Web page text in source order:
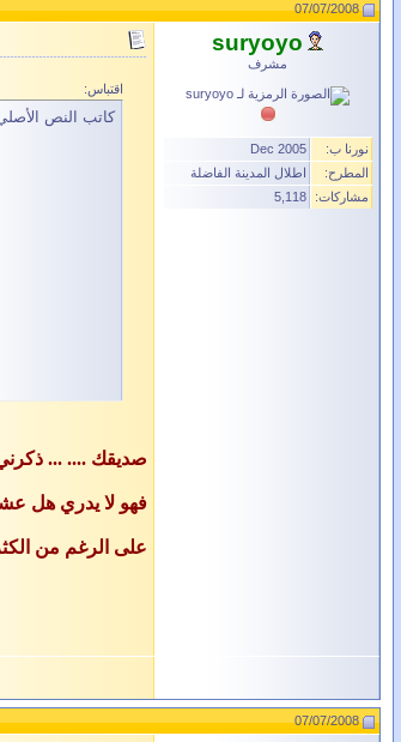
07/07/2008
suryoyo
مشرف
نورنا ب:
Dec 2005
المطرح:
اطلال المدينة الفاضلة
مشاركات:
5,118
اقتباس:
كاتب النص
صديقك .... ...
فهو لا يدري هل
على الرغم من
07/07/2008